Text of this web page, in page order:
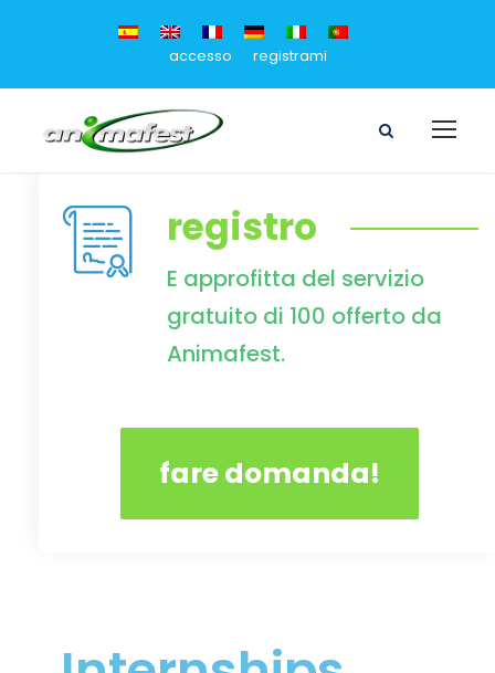
accesso registrami
registro
E approfitta del servizio
gratuito di 100 offerto da
Animafest.
fare domanda!